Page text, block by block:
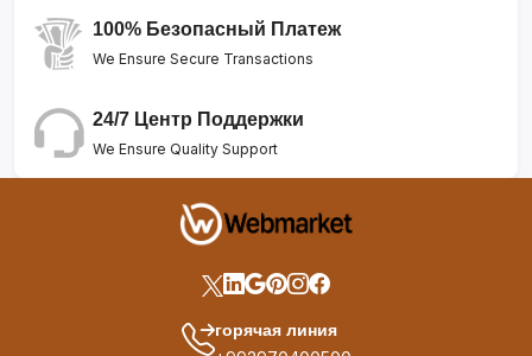
100% Безопасный Платеж
We Ensure Secure Transactions
24/7 Центр Поддержки
We Ensure Quality Support
горячая линия